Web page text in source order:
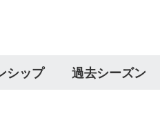
シップ 過去シーズン